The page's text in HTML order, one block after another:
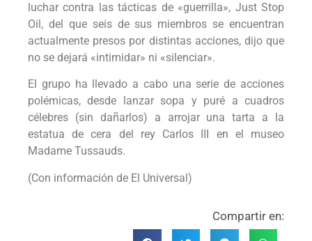
luchar contra las tácticas de «guerrilla», Just Stop
Oil, del que seis de sus miembros se encuentran
actualmente presos por distintas acciones, dijo que
no se dejará «intimidar» ni «silenciar».
El grupo ha llevado a cabo una serie de acciones
polémicas, desde lanzar sopa y puré a cuadros
célebres (sin dañarlos) a arrojar una tarta a la
estatua de cera del rey Carlos III en el museo
Madame Tussauds.
(Con información de El Universal)
Compartir en: